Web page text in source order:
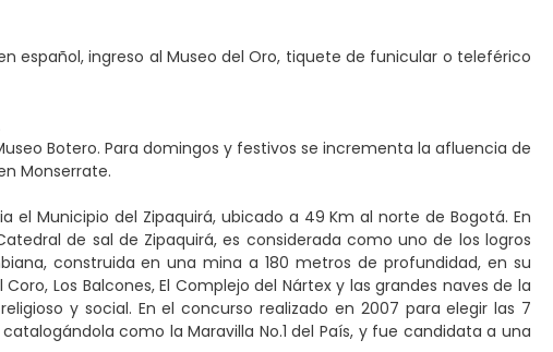
español, ingreso al Museo del Oro, tiquete de funicular o teleférico
Botero. Para domingos y festivos se incrementa la afluencia de
Monserrate.
Municipio del Zipaquirá, ubicado a 49 Km al norte de Bogotá. En
de sal de Zipaquirá, es considerada como uno de los logros
construida en una mina a 180 metros de profundidad, en su
Los Balcones, El Complejo del Nártex y las grandes naves de la
y social. En el concurso realizado en 2007 para elegir las 7
como la Maravilla No.1 del País, y fue candidata a una